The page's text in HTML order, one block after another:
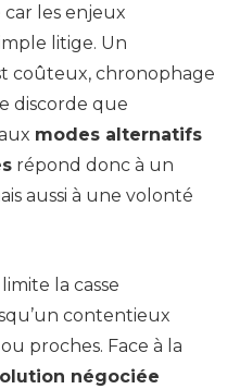
car les enjeux
litige. Un
coûteux, chronophage
discorde que
modes alternatifs
répond donc à un
aussi à une volonté
limite la casse
contentieux
proches. Face à la
négociée